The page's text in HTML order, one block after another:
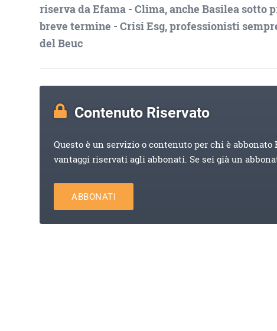
riserva da Efama - Clima, anche Basilea
breve termine - Crisi Esg, professionisti
del Beuc
Contenuto Riservato
Questo è un servizio o contenuto per chi è abbonato
vantaggi riservati agli abbonati. Se sei già un
ABBONATI